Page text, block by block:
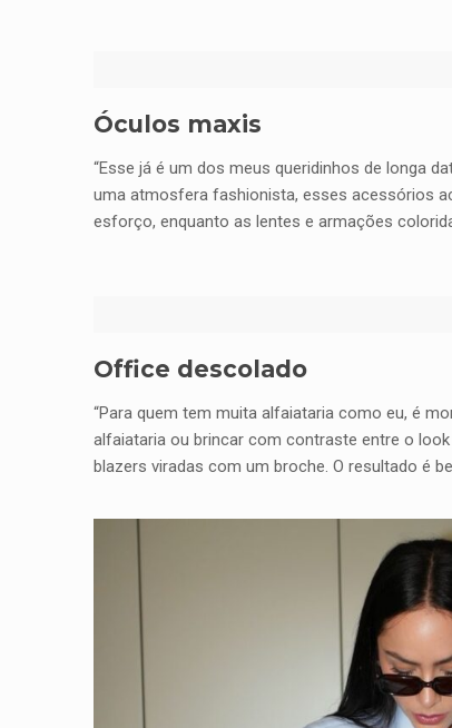
Óculos maxis
“Esse já é um dos meus queridinhos de longa
uma atmosfera fashionista, esses acessórios
esforço, enquanto as lentes e armações
Office descolado
“Para quem tem muita alfaiataria como eu, é
alfaiataria ou brincar com contraste entre o
blazers viradas com um broche. O resultado é